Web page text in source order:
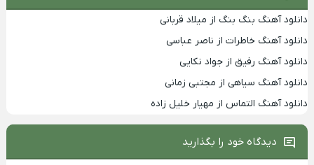
دانلود آهنگ بنگ بنگ از میلاد قربانی
دانلود آهنگ خاطرات از ناصر عباسی
دانلود آهنگ رفیق از جواد نکایی
دانلود آهنگ سیاهی از مجتبی زمانی
دانلود آهنگ التماس از مهیار خلیل زاده
دیدگاه خود را بگذارید